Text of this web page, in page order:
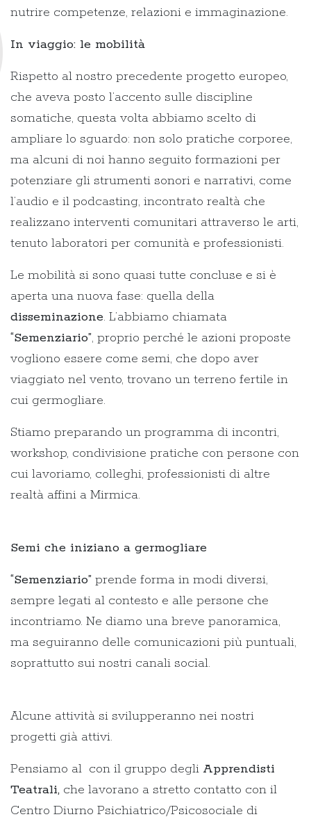
nutrire competenze, relazioni e immaginazione.
In viaggio: le mobilità
Rispetto al nostro precedente progetto europeo,
che aveva posto l’accento sulle discipline
somatiche, questa volta abbiamo scelto di
ampliare lo sguardo: non solo pratiche corporee,
ma alcuni di noi hanno seguito formazioni per
potenziare gli strumenti sonori e narrativi, come
l’audio e il podcasting, incontrato realtà che
realizzano interventi comunitari attraverso le arti,
tenuto laboratori per comunità e professionisti.
Le mobilità si sono quasi tutte concluse e si è
aperta una nuova fase: quella della
disseminazione. L’abbiamo chiamata
“Semenziario”, proprio perché le azioni proposte
vogliono essere come semi, che dopo aver
viaggiato nel vento, trovano un terreno fertile in
cui germogliare.
Stiamo preparando un programma di incontri,
workshop, condivisione pratiche con persone con
cui lavoriamo, colleghi, professionisti di altre
realtà affini a Mirmica.
Semi che iniziano a germogliare
“Semenziario” prende forma in modi diversi,
sempre legati al contesto e alle persone che
incontriamo. Ne diamo una breve panoramica,
ma seguiranno delle comunicazioni più puntuali,
soprattutto sui nostri canali social.
Alcune attività si svilupperanno nei nostri
progetti già attivi.
Pensiamo al con il gruppo degli Apprendisti
Teatrali, che lavorano a stretto contatto con il
Centro Diurno Psichiatrico/Psicosociale di